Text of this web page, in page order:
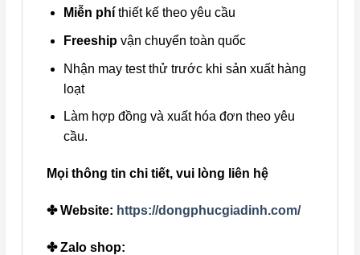
Miễn phíthiết kế theo yêu cầu
Freeshipvận chuyển toàn quốc
Nhận may test thử trước khi sản xuất hàng
loạt
Làm hợp đồng và xuất hóa đơn theo yêu
cầu.
Mọi thông tin chi tiết, vui lòng liên hệ
✤ Website: https://dongphucgiadinh.com/
✤ Zalo shop: